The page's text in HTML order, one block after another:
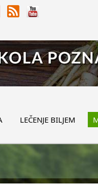
LEČENJE BILJEM